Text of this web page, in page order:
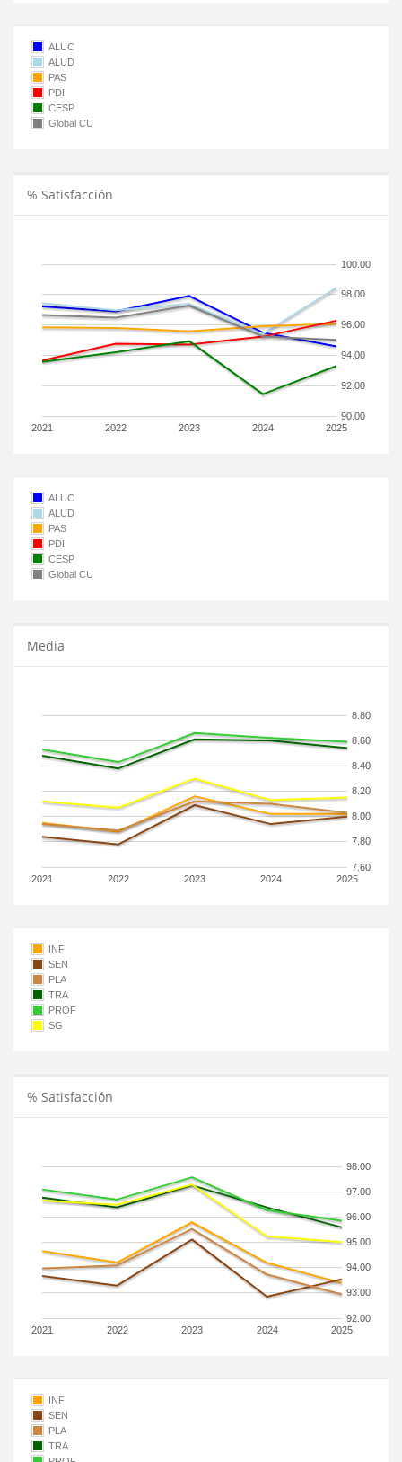
ALUC
ALUD
PAS
PDI
CESP
Global CU
% Satisfacción
2021 2022 2023 2024 2025
90.00
92.00
94.00
96.00
98.00
100.00
ALUC
ALUD
PAS
PDI
CESP
Global CU
Media
2021 2022 2023 2024 2025
7.60
7.80
8.00
8.20
8.40
8.60
8.80
INF
SEN
PLA
TRA
PROF
SG
% Satisfacción
2021 2022 2023 2024 2025
92.00
93.00
94.00
95.00
96.00
97.00
98.00
INF
SEN
PLA
TRA